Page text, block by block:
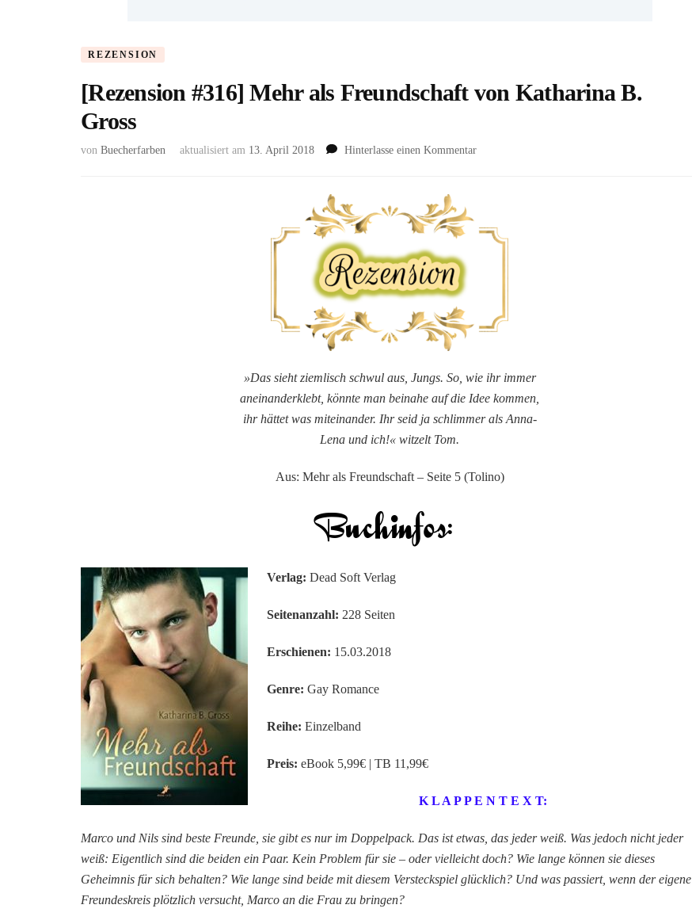
REZENSION
[Rezension #316] Mehr als Freundschaft von Katharina B.
Gross
von Buecherfarben aktualisiert am 13. April 2018 Hinterlasse einen Kommentarzu
Freundschaft
»Das sieht ziemlisch schwul aus, Jungs. So, wie ihr immer
aneinanderklebt, könnte man beinahe auf die Idee kommen,
ihr hättet was miteinander. Ihr seid ja schlimmer als Anna-
Lena und ich!« witzelt Tom.
Aus: Mehr als Freundschaft – Seite 5 (Tolino)
Verlag: Dead Soft Verlag
Seitenanzahl: 228 Seiten
Erschienen: 15.03.2018
Genre: Gay Romance
Reihe: Einzelband
Preis: eBook 5,99€ | TB 11,99€
K L A P P E N T E X T:
Marco und Nils sind beste Freunde, sie gibt es nur im Doppelpack. Das ist etwas, das jeder weiß. Was jedoch nicht jeder
weiß: Eigentlich sind die beiden ein Paar. Kein Problem für sie – oder vielleicht doch? Wie lange können sie dieses
Geheimnis für sich behalten? Wie lange sind beide mit diesem Versteckspiel glücklich? Und was passiert, wenn der eigene
Freundeskreis plötzlich versucht, Marco an die Frau zu bringen?